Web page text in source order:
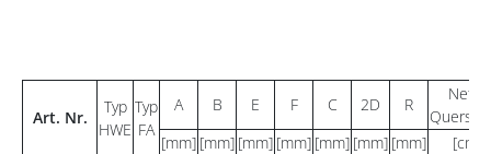
Art. Nr.
Typ
HWE
Typ
FA
A B E F C 2D R
[mm] [mm] [mm] [mm] [mm] [mm] [mm] [cm